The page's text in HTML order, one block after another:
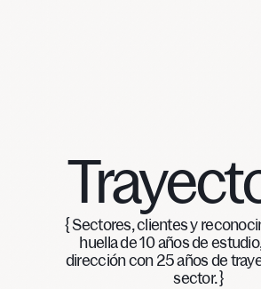
{ Sectores, clientes y
huella de 10 años de
dirección con 25 años de
sector. }